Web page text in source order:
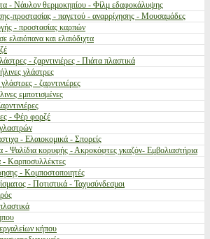
- Νάυλον θερμοκηπίου - Φίλμ εδαφοκάλυψης
προστασίας - παγετού - αναρρίχησης - Μουσαμάδες
- προστασίας καρπών
ελαιόπανα και ελαιόδιχτα
- ζαρντινιέρες - Πιάτα πλαστικά
γλάστρες
γλάστρες - ζαρντινιέρες
εμποτισμένες
- Φέρ φορζέ
- Ελαιοκομικά - Σπορείς
- Ψαλίδια κορυφής - Ακροκόφτες γκαζόν- Εμβολιαστήρια
- Καρποσυλλέκτες
- Κομποστοποιητές
- Ποτιστικά - Ταχυσύνδεσμοι
κήπου